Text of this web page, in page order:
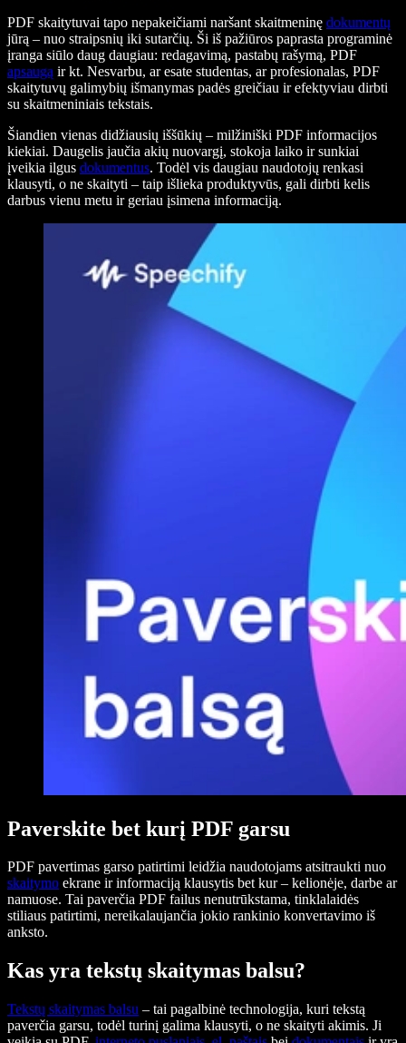
PDF skaitytuvai tapo nepakeičiami naršant skaitmeninę dokumentų
jūrą – nuo straipsnių iki sutarčių. Ši iš pažiūros paprasta programinė
įranga siūlo daug daugiau: redagavimą, pastabų rašymą, PDF
apsaugą ir kt. Nesvarbu, ar esate studentas, ar profesionalas, PDF
skaitytuvų galimybių išmanymas padės greičiau ir efektyviau dirbti
su skaitmeniniais tekstais.
Šiandien vienas didžiausių iššūkių – milžiniški PDF informacijos
kiekiai. Daugelis jaučia akių nuovargį, stokoja laiko ir sunkiai
įveikia ilgus dokumentus. Todėl vis daugiau naudotojų renkasi
klausyti, o ne skaityti – taip išlieka produktyvūs, gali dirbti kelis
darbus vienu metu ir geriau įsimena informaciją.
Paverskite bet kurį PDF garsu
PDF pavertimas garso patirtimi leidžia naudotojams atsitraukti nuo
skaitymo ekrane ir informaciją klausytis bet kur – kelionėje, darbe ar
namuose. Tai paverčia PDF failus nenutrūkstama, tinklalaidės
stiliaus patirtimi, nereikalaujančia jokio rankinio konvertavimo iš
anksto.
Kas yra tekstų skaitymas balsu?
Tekstų skaitymas balsu – tai pagalbinė technologija, kuri tekstą
paverčia garsu, todėl turinį galima klausyti, o ne skaityti akimis. Ji